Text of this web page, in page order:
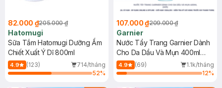
82.000 ₫205.000 ₫
Hatomugi
Sữa Tắm Hatomugi Dưỡng Ẩm
Chiết Xuất Ý Dĩ 800ml
4.9 (123)
714/tháng
52%
107.000 ₫209.000 ₫
Garnier
Nước Tẩy Trang Garnier Dành
Cho Da Dầu Và Mụn 400ml
(Mới)
4.9 (69)
1.1k/tháng
12%